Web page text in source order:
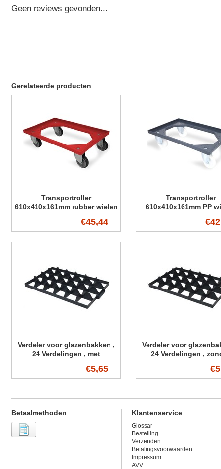
Geen reviews gevonden...
Gerelateerde producten
Transportroller
610x410x161mm rubber wielen
€45,44
Transportroller
610x410x161mm PP
Verdeler voor glazenbakken ,
24 Verdelingen , met
€5,65
Verdeler voor
24 Verdelingen ,
Betaalmethoden Klantenservice
Glossar
Bestelling
Verzenden
Betalingsvoorwaarden
Impressum
AVV